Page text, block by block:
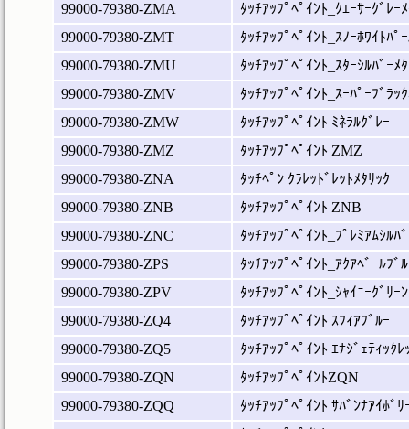
99000-79380-ZMA
ﾀｯﾁｱｯﾌﾟﾍﾟｲﾝﾄ_ｸｴｰｻｰｸﾞﾚｰ
99000-79380-ZMT
ﾀｯﾁｱｯﾌﾟﾍﾟｲﾝﾄ_ｽﾉｰﾎﾜｲﾄﾊﾟ
99000-79380-ZMU
ﾀｯﾁｱｯﾌﾟﾍﾟｲﾝﾄ_ｽﾀｰｼﾙﾊﾞｰﾒ
99000-79380-ZMV
ﾀｯﾁｱｯﾌﾟﾍﾟｲﾝﾄ_ｽｰﾊﾟｰﾌﾞﾗｯ
99000-79380-ZMW
ﾀｯﾁｱｯﾌﾟﾍﾟｲﾝﾄ ﾐﾈﾗﾙｸﾞﾚｰ
99000-79380-ZMZ
ﾀｯﾁｱｯﾌﾟﾍﾟｲﾝﾄ ZMZ
99000-79380-ZNA
ﾀｯﾁﾍﾟﾝ ｸﾗﾚｯﾄﾞﾚｯﾄﾒﾀﾘｯｸ
99000-79380-ZNB
ﾀｯﾁｱｯﾌﾟﾍﾟｲﾝﾄ ZNB
99000-79380-ZNC
ﾀｯﾁｱｯﾌﾟﾍﾟｲﾝﾄ_ﾌﾟﾚﾐｱﾑｼﾙﾊ
99000-79380-ZPS
ﾀｯﾁｱｯﾌﾟﾍﾟｲﾝﾄ_ｱｸｱﾍﾞｰﾙﾌﾞ
99000-79380-ZPV
ﾀｯﾁｱｯﾌﾟﾍﾟｲﾝﾄ_ｼｬｲﾆｰｸﾞﾘｰ
99000-79380-ZQ4
ﾀｯﾁｱｯﾌﾟﾍﾟｲﾝﾄ ｽﾌｨｱﾌﾞﾙｰ
99000-79380-ZQ5
ﾀｯﾁｱｯﾌﾟﾍﾟｲﾝﾄ ｴﾅｼﾞｪﾃｨｯｸﾚ
99000-79380-ZQN
ﾀｯﾁｱｯﾌﾟﾍﾟｲﾝﾄZQN
99000-79380-ZQQ
ﾀｯﾁｱｯﾌﾟﾍﾟｲﾝﾄ ｻﾊﾞﾝﾅｱｲﾎﾞﾘ